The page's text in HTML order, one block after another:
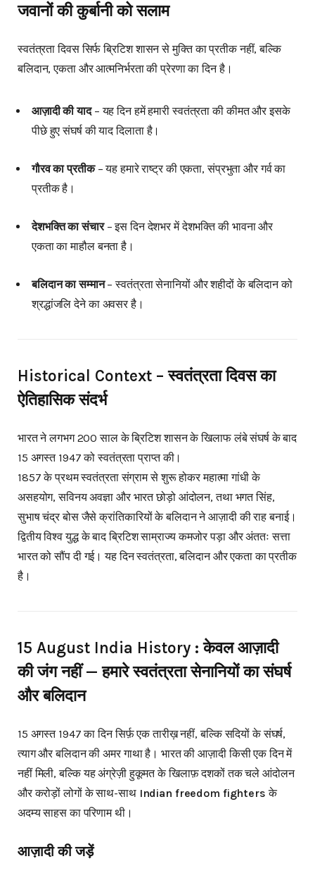
जवानों की कुर्बानी को सलाम
स्वतंत्रता दिवस सिर्फ ब्रिटिश शासन से मुक्ति का प्रतीक नहीं, बल्कि
बलिदान, एकता और आत्मनिर्भरता की प्रेरणा का दिन है।
आज़ादी की याद– यह दिन हमें हमारी स्वतंत्रता की कीमत और इसके
पीछे हुए संघर्ष की याद दिलाता है।
गौरव का प्रतीक– यह हमारे राष्ट्र की एकता, संप्रभुता और गर्व का
प्रतीक है।
देशभक्ति का संचार– इस दिन देशभर में देशभक्ति की भावना और
एकता का माहौल बनता है।
बलिदान का सम्मान– स्वतंत्रता सेनानियों और शहीदों के बलिदान को
श्रद्धांजलि देने का अवसर है।
Historical Context – स्वतंत्रता दिवस का
ऐतिहासिक संदर्भ
भारत ने लगभग 200 साल के ब्रिटिश शासन के खिलाफ लंबे संघर्ष के बाद
15 अगस्त 1947 को स्वतंत्रता प्राप्त की।
1857 के प्रथम स्वतंत्रता संग्राम से शुरू होकर महात्मा गांधी के
असहयोग, सविनय अवज्ञा और भारत छोड़ो आंदोलन, तथा भगत सिंह,
सुभाष चंद्र बोस जैसे क्रांतिकारियों के बलिदान ने आज़ादी की राह बनाई।
द्वितीय विश्व युद्ध के बाद ब्रिटिश साम्राज्य कमजोर पड़ा और अंततः सत्ता
भारत को सौंप दी गई। यह दिन स्वतंत्रता, बलिदान और एकता का प्रतीक
है।
15 August India History : केवल आज़ादी
की जंग नहीं — हमारे स्वतंत्रता सेनानियों का संघर्ष
और बलिदान
15 अगस्त 1947 का दिन सिर्फ़ एक तारीख़ नहीं, बल्कि सदियों के संघर्ष,
त्याग और बलिदान की अमर गाथा है। भारत की आज़ादी किसी एक दिन में
नहीं मिली, बल्कि यह अंग्रेज़ी हुकूमत के खिलाफ़ दशकों तक चले आंदोलन
और करोड़ों लोगों के साथ-साथ Indian freedom fighters के
अदम्य साहस का परिणाम थी।
आज़ादी की जड़ें